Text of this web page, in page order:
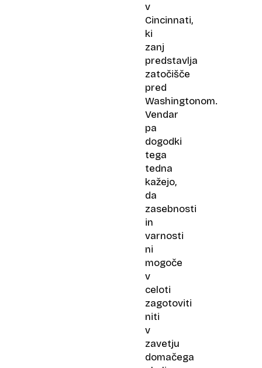
v
Cincinnati,
ki
zanj
predstavlja
zatočišče
pred
Washingtonom.
Vendar
pa
dogodki
tega
tedna
kažejo,
da
zasebnosti
in
varnosti
ni
mogoče
v
celoti
zagotoviti
niti
v
zavetju
domačega